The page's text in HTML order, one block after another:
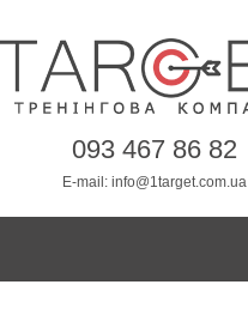
093 467 86 82
E-mail: info@1target.com.ua